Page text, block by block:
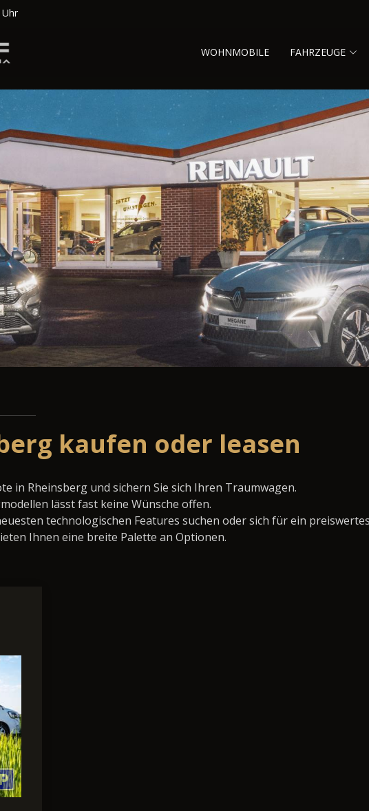
Uhr
WOHNMOBILE FAHRZEUGE
kaufen oder leasen
in Rheinsberg und sichern Sie sich Ihren Traumwagen.
lässt fast keine Wünsche offen.
technologischen Features suchen oder sich für ein
Ihnen eine breite Palette an Optionen.